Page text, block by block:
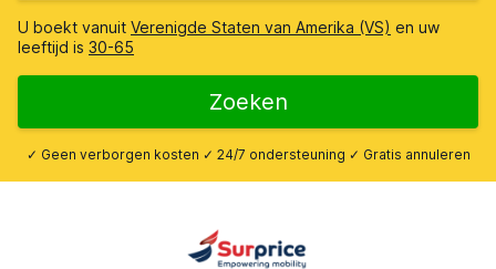
U boekt vanuit Verenigde Staten van Amerika (VS) en uw
leeftijd is 30-65
Zoeken
✓ Geen verborgen kosten ✓ 24/7 ondersteuning ✓ Gratis annuleren